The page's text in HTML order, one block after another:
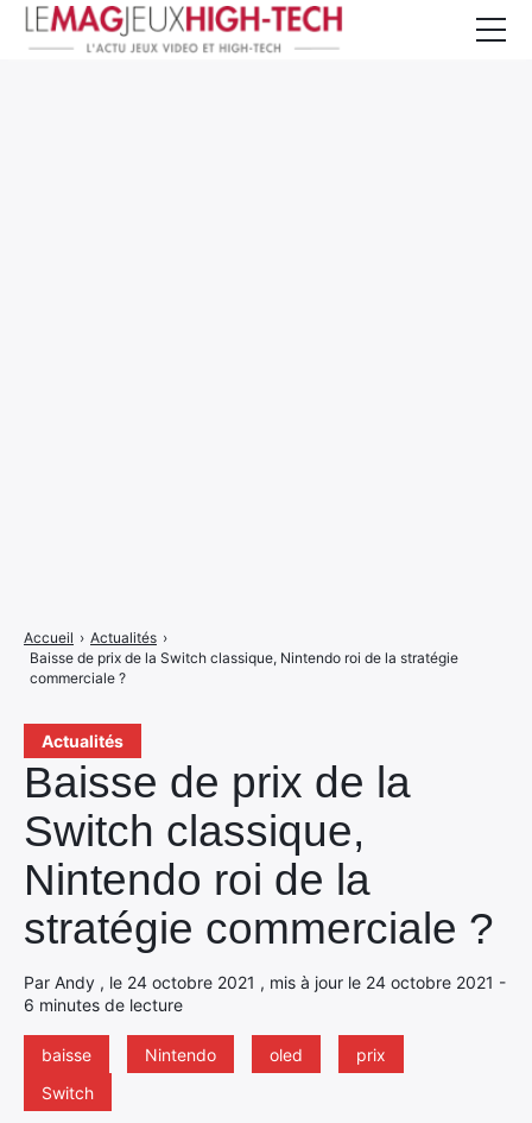
Actualités
Baisse de prix de la
Switch classique,
Nintendo roi de la
stratégie commerciale ?
Par Andy , le 24 octobre 2021 , mis à jour le 24 octobre 2021 -
6 minutes de lecture
baisse Nintendo oled
prix
Switch
Accueil › Actualités ›
Baisse de prix de la Switch classique, Nintendo roi de la stratégie
commerciale ?